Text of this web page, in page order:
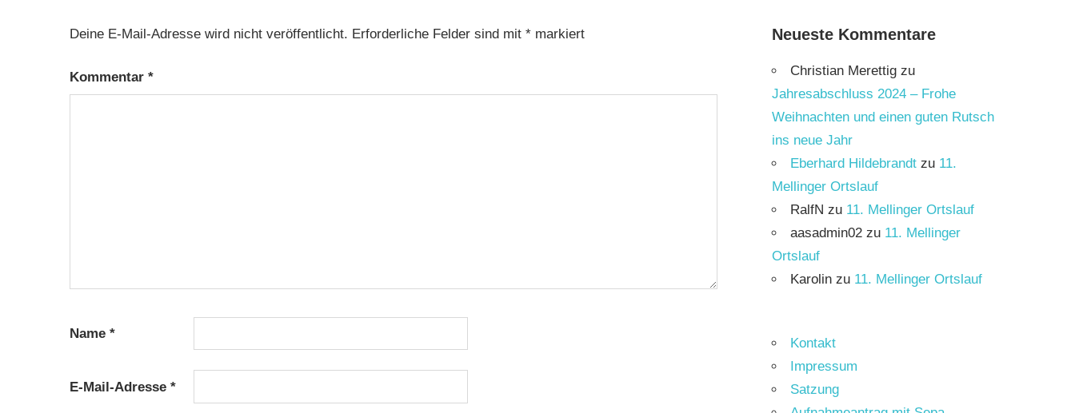
Deine E-Mail-Adresse wird nicht veröffentlicht. Erforderliche Felder sind mit * markiert
Kommentar *
Name *
E-Mail-Adresse *
Neueste Kommentare
Christian Merettigzu
Jahresabschluss 2024 – Frohe
Weihnachten und einen guten Rutsch
ins neue Jahr
Eberhard Hildebrandtzu 11.
Mellinger Ortslauf
RalfN zu 11. Mellinger Ortslauf
aasadmin02zu 11. Mellinger
Ortslauf
Karolinzu 11. Mellinger Ortslauf
Kontakt
Impressum
Satzung